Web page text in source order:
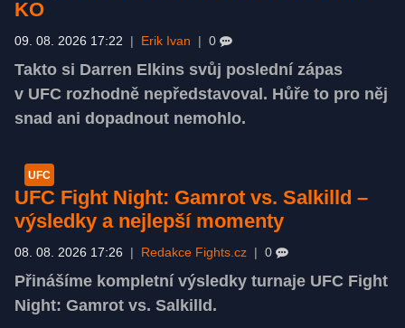
KO
09. 08. 2026 17:22 Erik Ivan 0
Takto si Darren Elkins svůj poslední zápas
v UFC rozhodně nepředstavoval. Hůře to pro něj
snad ani dopadnout nemohlo.
UFC
UFC Fight Night: Gamrot vs. Salkilld –
výsledky a nejlepší momenty
08. 08. 2026 17:26 Redakce Fights.cz 0
Přinášíme kompletní výsledky turnaje UFC Fight
Night: Gamrot vs. Salkilld.